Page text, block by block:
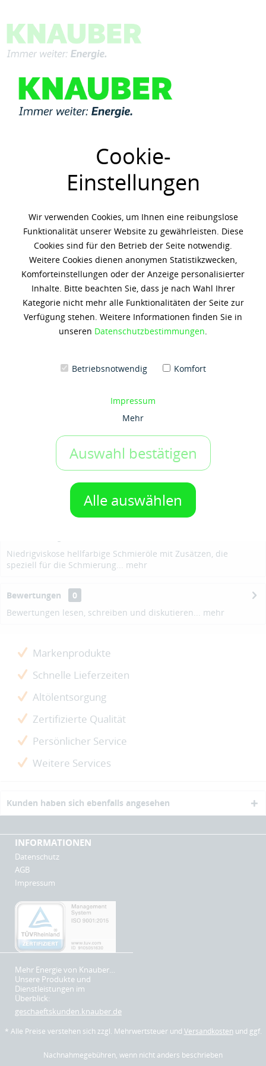
Cookie-
Einstellungen
Wir verwenden Cookies, um Ihnen eine reibungslose
Funktionalität unserer Website zu gewährleisten. Diese
Cookies sind für den Betrieb der Seite notwendig.
Weitere Cookies dienen anonymen Statistikzwecken,
Komforteinstellungen oder der Anzeige personalisierter
Inhalte. Bitte beachten Sie, dass je nach Wahl Ihrer
Kategorie nicht mehr alle Funktionalitäten der Seite zur
Verfügung stehen. Weitere Informationen finden Sie in
unseren Datenschutzbestimmungen.
Betriebsnotwendig Komfort
Impressum
Mehr
Auswahl bestätigen
Alle auswählen
Menü
Übersicht Mobil
MOBIL VELOCITE 6
144,13 € * (7,21 € / 1 Liter)
Inhalt: 20 Liter
x4893
IN DEN WARENKORB
Auf den Merkzettel
Niedrigviskose hellfarbige Schmieröle mit Zusätzen, die
speziell für die Schmierung... mehr
Bewertungen
0
Bewertungen lesen, schreiben und diskutieren... mehr
Markenprodukte
Schnelle Lieferzeiten
Altölentsorgung
Zertifizierte Qualität
Persönlicher Service
Weitere Services
Kunden haben sich ebenfalls angesehen
INFORMATIONEN
Datenschutz
AGB
Impressum
Mehr Energie von Knauber…
Unsere Produkte und
Dienstleistungen im
Überblick:
geschaeftskunden.knauber.de
* Alle Preise verstehen sich zzgl. Mehrwertsteuer und Versandkosten und ggf.
Nachnahmegebühren, wenn nicht anders beschrieben